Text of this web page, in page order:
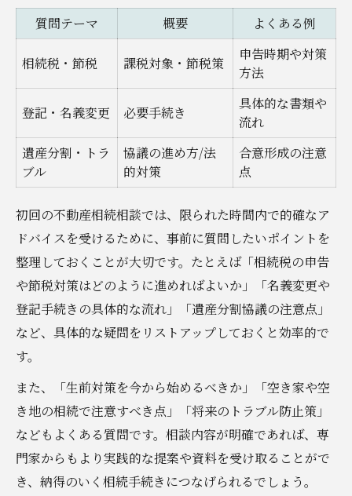
質問テーマ 概要 よくある例
相続税・節税 課税対象・節税策
申告時期や対策
方法
登記・名義変更 必要手続き
具体的な書類や
流れ
遺産分割・トラ
ブル
協議の進め方/法
的対策
合意形成の注意
点
初回の不動産相続相談では、限られた時間内で的確なア
ドバイスを受けるために、事前に質問したいポイントを
整理しておくことが大切です。たとえば「相続税の申告
や節税対策はどのように進めればよいか」「名義変更や
登記手続きの具体的な流れ」「遺産分割協議の注意点」
など、具体的な疑問をリストアップしておくと効率的で
す。
また、「生前対策を今から始めるべきか」「空き家や空
き地の相続で注意すべき点」「将来のトラブル防止策」
などもよくある質問です。相談内容が明確であれば、専
門家からもより実践的な提案や資料を受け取ることがで
き、納得のいく相続手続きにつなげられるでしょう。